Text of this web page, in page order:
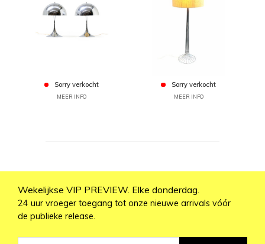
Sorry verkocht
MEER INFO
Sorry verkocht
MEER INFO
Wekelijkse VIP PREVIEW. Elke donderdag.
24 uur vroeger toegang tot onze nieuwe arrivals vóór
de publieke release.